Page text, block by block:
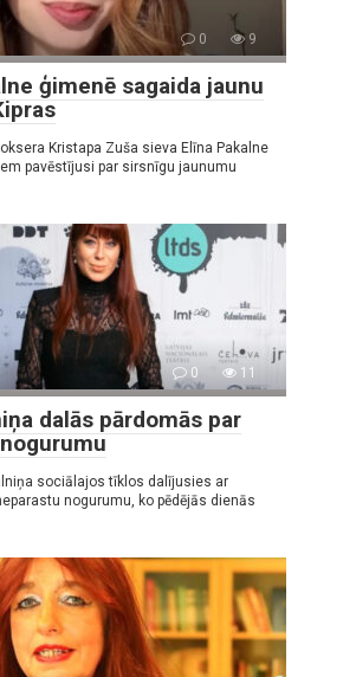
0 9
ģimenē sagaida jaunu
Kristapa Zuša sieva Elīna Pakalne
pavēstījusi par sirsnīgu jaunumu
0 11
dalās pārdomās par
sociālajos tīklos dalījusies ar
nogurumu, ko pēdējās dienās